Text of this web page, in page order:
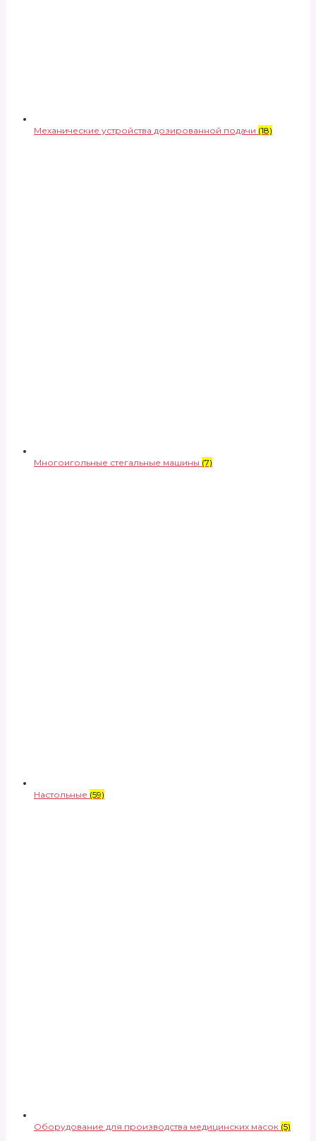
Механические устройства дозированной подачи (18)
Многоигольные стегальные машины (7)
Настольные (59)
Оборудование для производства медицинских масок (5)